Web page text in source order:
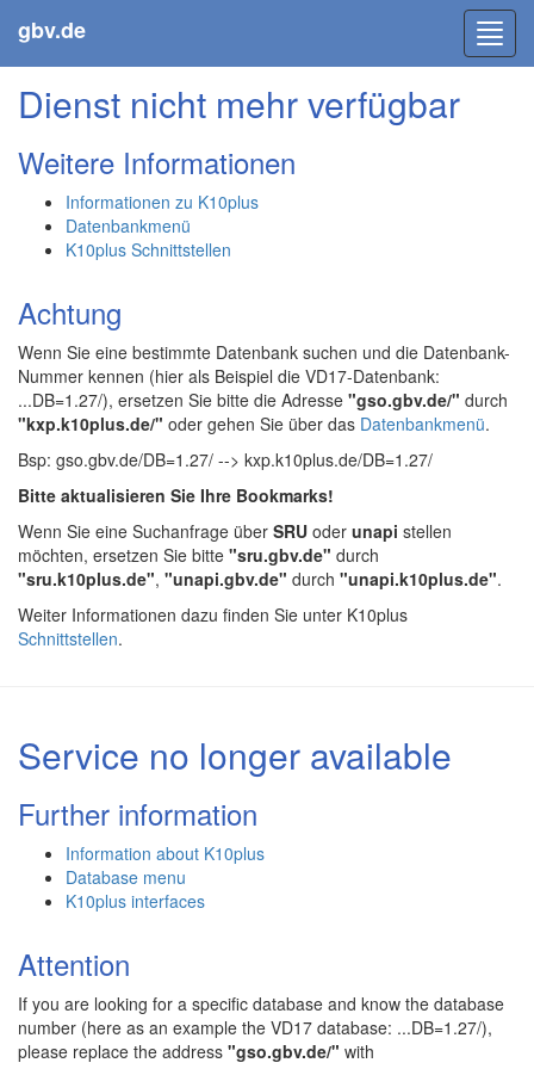
gbv.de
Dienst nicht mehr verfügbar
Weitere Informationen
Informationen zu K10plus
Datenbankmenü
K10plus Schnittstellen
Achtung
Wenn Sie eine bestimmte Datenbank suchen und die Datenbank-
Nummer kennen (hier als Beispiel die VD17-Datenbank:
...DB=1.27/), ersetzen Sie bitte die Adresse "gso.gbv.de/" durch
"kxp.k10plus.de/" oder gehen Sie über das Datenbankmenü.
Bsp: gso.gbv.de/DB=1.27/ --> kxp.k10plus.de/DB=1.27/
Bitte aktualisieren Sie Ihre Bookmarks!
Wenn Sie eine Suchanfrage über SRU oder unapi stellen
möchten, ersetzen Sie bitte "sru.gbv.de" durch
"sru.k10plus.de", "unapi.gbv.de" durch "unapi.k10plus.de".
Weiter Informationen dazu finden Sie unter K10plus
Schnittstellen.
Service no longer available
Further information
Information about K10plus
Database menu
K10plus interfaces
Attention
If you are looking for a specific database and know the database
number (here as an example the VD17 database: ...DB=1.27/),
please replace the address "gso.gbv.de/" with